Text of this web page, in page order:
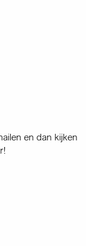
en dan kijken